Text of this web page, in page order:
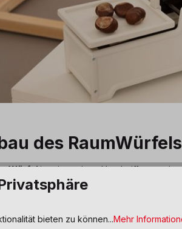
des
ist mit wenigen Handgriffen zu
spielerisch die Wissenschaft
bieten zu können...Mehr